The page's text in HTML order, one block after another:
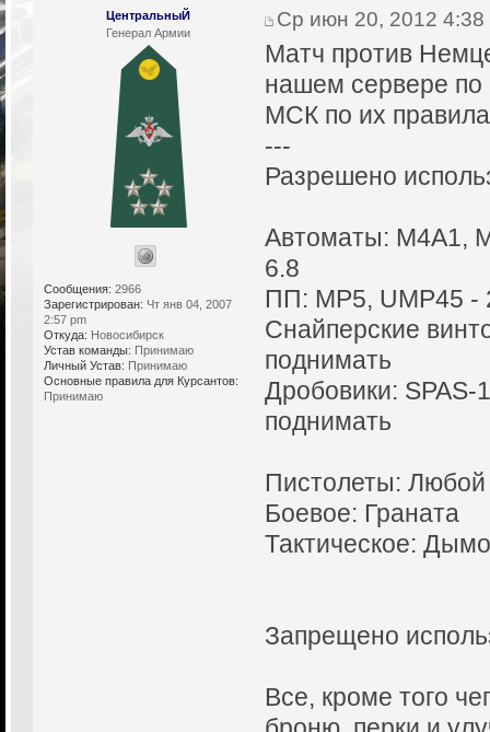
ЦентральныЙ
Генерал Армии
Сообщения: 2966
Зарегистрирован: Чт янв 04, 2007
2:57 pm
Откуда: Новосибирск
Устав команды: Принимаю
Личный Устав: Принимаю
Основные правила для Курсантов:
Принимаю
Ср июн 20, 2012 4:38
Матч против
нашем сервере по
МСК по их
---
Разрешено
Автоматы: M4A1,
6.8
ПП: MP5, UMP45 -
Снайперские
поднимать
Дробовики:
поднимать
Пистолеты: Любой
Боевое: Граната
Тактическое:
Запрещено
Все, кроме того